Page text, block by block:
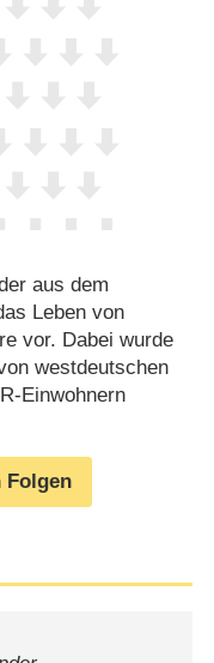
aus dem
Leben von
vor. Dabei wurde
westdeutschen
Einwohnern
Folgen